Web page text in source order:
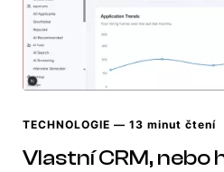
TECHNOLOGIE — 13 minut čtení
Vlastní CRM, nebo